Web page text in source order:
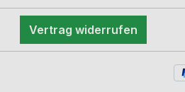
Vertrag widerrufen